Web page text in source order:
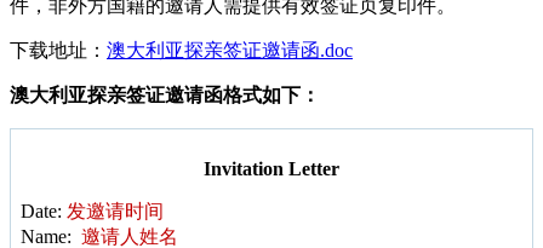
件，非外方国籍的邀请人需提供有效签证页复印件。
下载地址： 澳大利亚探亲签证邀请函.doc
澳大利亚探亲签证邀请函格式如下：
Invitation Letter
Date: 发邀请时间
Name: 邀请人姓名